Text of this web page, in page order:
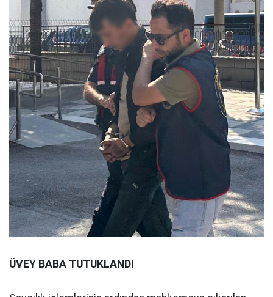
ÜVEY BABA TUTUKLANDI